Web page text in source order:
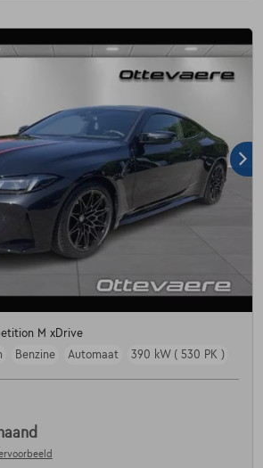
M xDrive
Benzine Automaat 390 kW ( 530 PK )